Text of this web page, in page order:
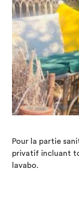
Pour la partie
privatif incluant
lavabo.